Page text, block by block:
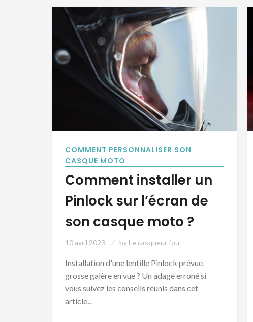
COMMENT PERSONNALISER SON
CASQUE MOTO
Comment installer un
Pinlock sur l’écran de
son casque moto ?
10 avril 2023 by Le casqueur fou
Installation d'une lentille Pinlock prévue,
grosse galère en vue ? Un adage erroné si
vous suivez les conseils réunis dans cet
article...